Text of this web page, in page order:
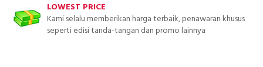
LOWEST PRICE
Kami selalu memberikan harga terbaik, penawaran khusus
seperti edisi tanda-tangan dan promo lainnya